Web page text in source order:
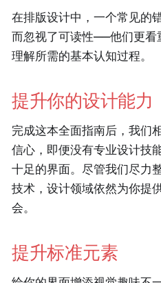
在排版设计中，一个常见的
而忽视了可读性——他们更看
理解所需的基本认知过程。
提升你的设计能力
完成这本全面指南后，我们
信心，即便没有专业设计技
十足的界面。尽管我们尽力
技术，设计领域依然为你提
会。
提升标准元素